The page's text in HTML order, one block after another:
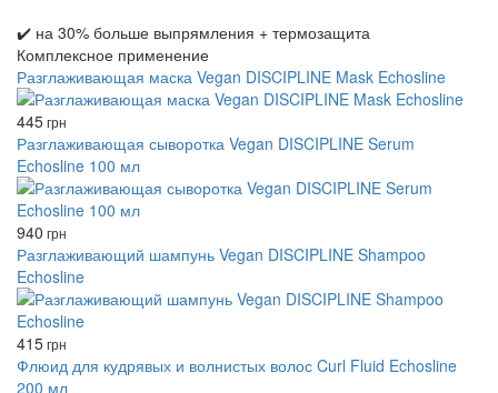
✔️ на 30% больше выпрямления + термозащита
Комплексное применение
Разглаживающая маска Vegan DISCIPLINE Mask Echosline
445грн
Разглаживающая сыворотка Vegan DISCIPLINE Serum
Echosline 100 мл
940 грн
Разглаживающий шампунь Vegan DISCIPLINE Shampoo
Echosline
415грн
Флюид для кудрявых и волнистых волос Curl Fluid Echosline
200 мл